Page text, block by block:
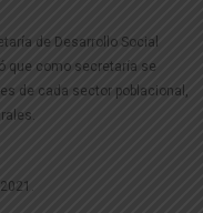
de Desarrollo Social
que como secretaría se
de cada sector poblacional,